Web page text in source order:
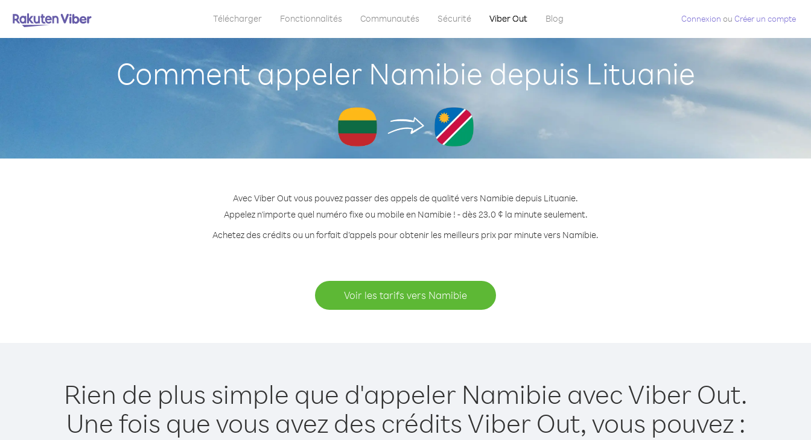
Télécharger Fonctionnalités Communautés Sécurité Viber Out Blog Connexion ou Créer un compte
Comment appeler Namibie depuis Lituanie
Avec Viber Out vous pouvez passer des appels de qualité vers Namibie depuis Lituanie.
Appelez n'importe quel numéro fixe ou mobile en Namibie ! - dès 23.0 ¢ la minute seulement.
Achetez des crédits ou un forfait d’appels pour obtenir les meilleurs prix par minute vers Namibie.
Voir les tarifs vers Namibie
Rien de plus simple que d'appeler Namibie avec Viber Out.
Une fois que vous avez des crédits Viber Out, vous pouvez :